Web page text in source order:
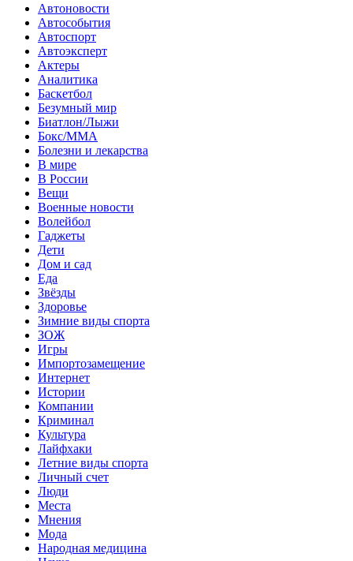
Автоновости
Автособытия
Автоспорт
Автоэксперт
Актеры
Аналитика
Баскетбол
Безумный мир
Биатлон/Лыжи
Бокс/MMA
Болезни и лекарства
В мире
В России
Вещи
Военные новости
Волейбол
Гаджеты
Дети
Дом и сад
Еда
Звёзды
Здоровье
Зимние виды спорта
ЗОЖ
Игры
Импортозамещение
Интернет
Истории
Компании
Криминал
Культура
Лайфхаки
Летние виды спорта
Личный счет
Люди
Места
Мнения
Мода
Народная медицина